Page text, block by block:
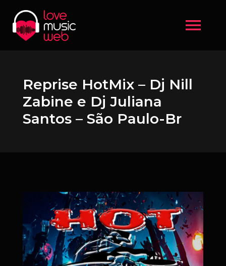
menu
Reprise HotMix – Dj Nill
Zabine e Dj Juliana
Santos – São Paulo-Br